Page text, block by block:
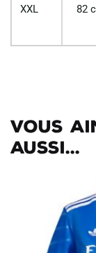
XXL 82
Vous
aussi...